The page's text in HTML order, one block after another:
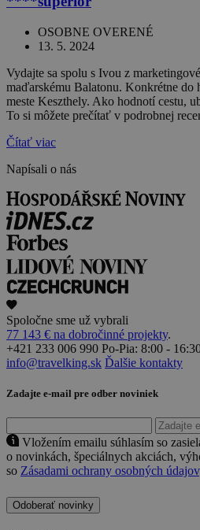
OSOBNE OVERENÉ
13. 5. 2024
Vydajte sa spolu s Ivou z
maďarskému Balatonu. Konkrétne
meste Keszthely. Ako hodnotí cestu,
To si môžete prečítať v podrobnej
Čítať viac
Napísali o nás
Spoločne sme už vybrali
77 143 € na dobročinné projekty.
+421 233 006 990 Po-Pia: 8:00 -
info@travelking.sk Ďalšie kontakty
Zadajte e-mail pre odber noviniek
Vložením emailu súhlasím so
o novinkách, špeciálnych akciách,
so Zásadami ochrany osobných údajov
Odoberať novinky